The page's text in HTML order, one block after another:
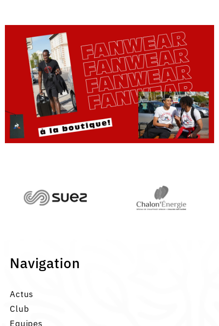
Navigation
Actus
Club
Equipes